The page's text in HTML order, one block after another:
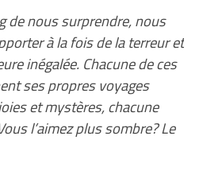
de nous surprendre, nous
à la fois de la terreur et
inégalée. Chacune de ces
ses propres voyages
et mystères, chacune
l’aimez plus sombre? Le